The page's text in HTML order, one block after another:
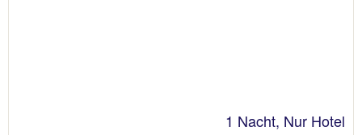
1 Nacht, Nur Hotel